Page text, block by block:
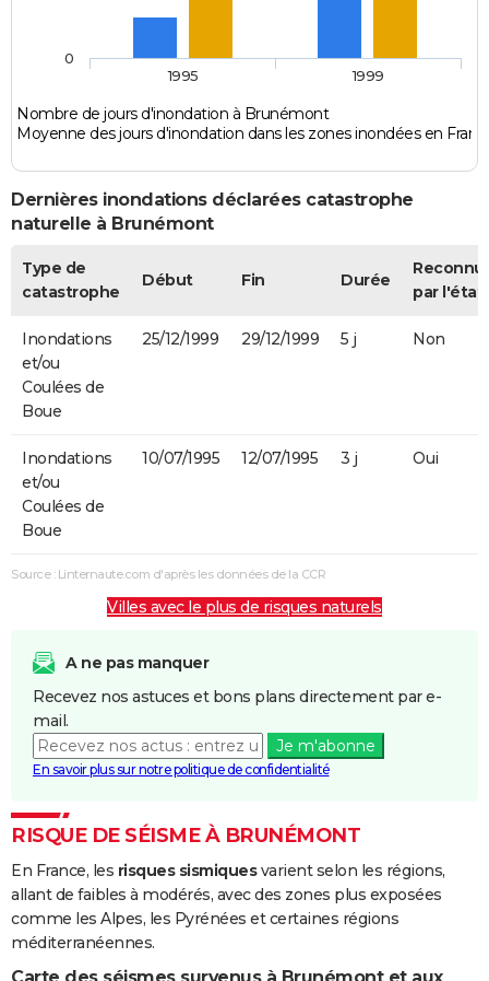
Nombre de jours d'inondation à Brunémont
Moyenne des jours d'inondation dans les zones inondées en
1995 1999
0
Dernières inondations déclarées catastrophe
naturelle à Brunémont
Type de
catastrophe
Début Fin Durée
par l'état
Inondations
et/ou
Coulées de
Boue
25/12/1999 29/12/1999 5 j Non
Inondations
et/ou
Coulées de
Boue
10/07/1995 12/07/1995 3 j Oui
Source : Linternaute.com d'après les données de la CCR
Villes avec le plus de risques naturels
A ne pas manquer
Recevez nos astuces et bons plans directement par e-
mail.
Je m'abonne
En savoir plus sur notre politique de confidentialité
RISQUE DE SÉISME À BRUNÉMONT
En France, les risques sismiquesvarient selon les régions,
allant de faibles à modérés, avec des zones plus exposées
comme les Alpes, les Pyrénées et certaines régions
méditerranéennes.
Carte des séismes survenus à Brunémont et aux